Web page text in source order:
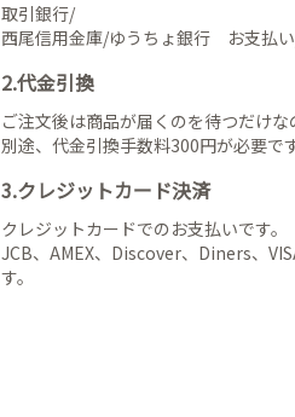
取引銀行/
西尾信用金庫/ゆうちょ銀行 お支払
2.代金引換
ご注文後は商品が届くのを待つだけな
別途、代金引換手数料300円が必要です
3.クレジットカード決済
クレジットカードでのお支払いです。
JCB、AMEX、Discover、Diners、
す。